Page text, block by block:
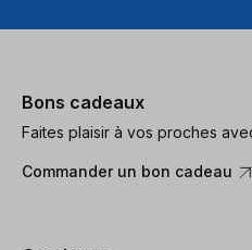
Bons cadeaux
Faites plaisir à vos proches
Commander un bon cadeau